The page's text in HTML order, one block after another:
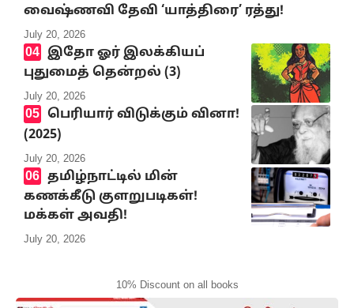
வைஷ்ணவி தேவி ‘யாத்திரை’ ரத்து!
July 20, 2026
இதோ ஓர் இலக்கியப்
புதுமைத் தென்றல் (3)
July 20, 2026
பெரியார் விடுக்கும் வினா!
(2025)
July 20, 2026
தமிழ்நாட்டில் மின்
கணக்கீடு குளறுபடிகள்!
மக்கள் அவதி!
July 20, 2026
10% Discount on all books